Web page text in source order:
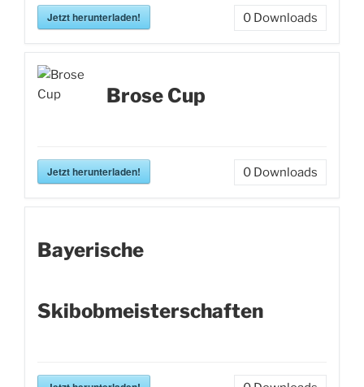
Jetzt herunterladen! 0 Downloads
Brose Cup
Jetzt herunterladen! 0 Downloads
Bayerische
Skibobmeisterschaften